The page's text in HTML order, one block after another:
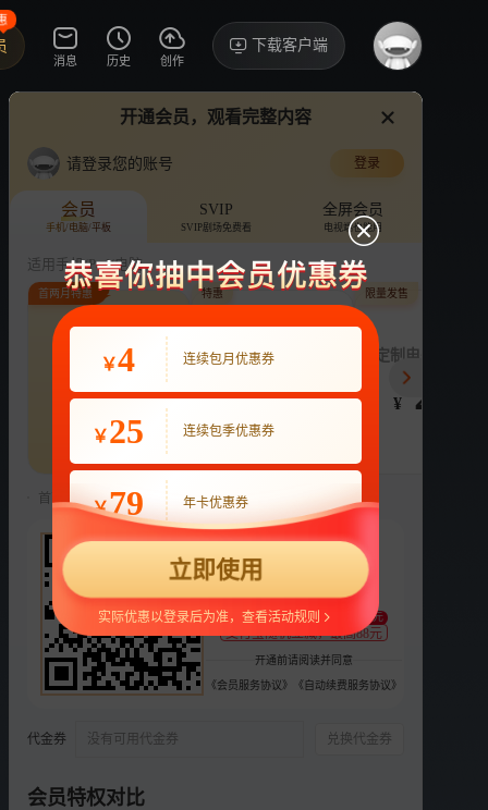
消息 历史 创作
下载客户端
磊丞磊丞磊丞磊丞磊丞磊丞磊丞磊丞磊我来了
讨论·97
全员加速中2025
综艺
217.9万分享
选集
正片
2025-06-20
VIP
加载中：苏醒吴宇恒分享心
得
1266.0万次播放
2025-06-22
开通会员，观看完整内容
请登录您的账号 登录
会员
手机/电脑/平板
SVIP
SVIP剧场免费看
全屏会员
电视端也能用
适用手机/Pad/电脑
连续包月
¥ 22
22
首两月特惠
连续包季
¥ 63
特惠
定制电子吧唧年
¥ 248
限量发售
首两月仅18元/月，第三月起自动续费22元/月，可随时取消。
22
支持 扫码支付
支付宝随机立减，最高88元
至少减1元
开通前请阅读并同意
《会员服务协议》 《自动续费服务协议》
代金券 没有可用代金券 兑换代金券
会员特权对比
￥4 连续包月优惠券
￥25 连续包季优惠券
￥79 年卡优惠券
立即使用
实际优惠以登录后为准，查看活动规则